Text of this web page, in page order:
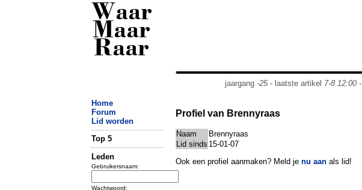
Waar
Maar
Raar
jaargang -25- laatste artikel 7-8 12:00-
Home
Forum
Lid worden
Top 5
Leden
Gebruikersnaam:
Wachtwoord:
Profiel van Brennyraas
Naam
Brennyraas
Lid sinds 15-01-07
Ook een profiel aanmaken? Meld je nu aan als lid!